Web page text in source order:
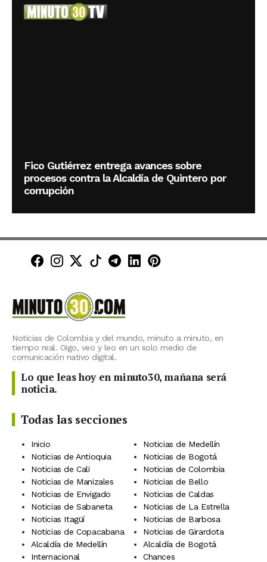
Fico Gutiérrez entrega avances sobre
procesos contra la Alcaldía de Quintero por
corrupción
Minuto30 en Facebook
Minuto30 en Instagram
Minuto30 en X (Twitter)
Minuto30 en TikTok
Canal de Minuto30 en
Minuto30 en LinkedIn
Minuto30 en
Noticias de Colombia y del mundo, minuto a minuto, en
tiempo real. Oigo, veo y leo en un solo medio de
comunicación nativo digital.
Lo que leas hoy en minuto30, mañana será
noticia.
Todas las secciones
Inicio
Noticias de Medellín
Noticias de Antioquia
Noticias de Bogotá
Noticias de Cali
Noticias de Colombia
Noticias de Manizales
Noticias de Bello
Noticias de Envigado
Noticias de Caldas
Noticias de Sabaneta
Noticias de La Estrella
Noticias Itagüí
Noticias de Barbosa
Noticias de Copacabana
Noticias de Girardota
Alcaldía de Medellín
Alcaldía de Bogotá
Internacional
Chances